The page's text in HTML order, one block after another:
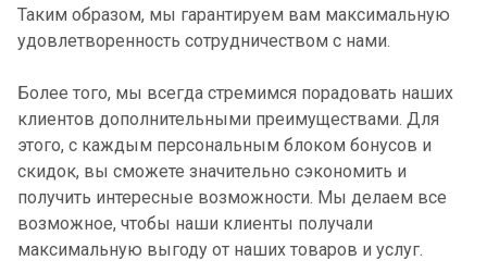
Таким образом, мы гарантируем вам максимальную
удовлетворенность сотрудничеством с нами.
Более того, мы всегда стремимся порадовать наших
клиентов дополнительными преимуществами. Для
этого, с каждым персональным блоком бонусов и
скидок, вы сможете значительно сэкономить и
получить интересные возможности. Мы делаем все
возможное, чтобы наши клиенты получали
максимальную выгоду от наших товаров и услуг.